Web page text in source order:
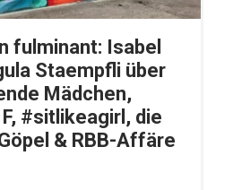
fulminant: Isabel
Staempfli über
Mädchen,
#sitlikeagirl, die
& RBB-Affäre